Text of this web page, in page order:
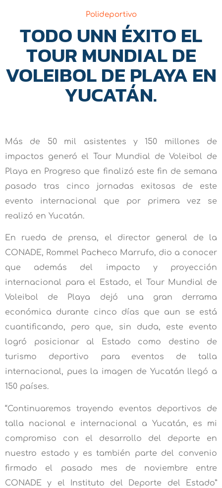
Polideportivo
TODO UNN ÉXITO EL
TOUR MUNDIAL DE
VOLEIBOL DE PLAYA EN
YUCATÁN.
Más de 50 mil asistentes y 150 millones de
impactos generó el Tour Mundial de Voleibol de
Playa en Progreso que finalizó este fin de semana
pasado tras cinco jornadas exitosas de este
evento internacional que por primera vez se
realizó en Yucatán.
En rueda de prensa, el director general de la
CONADE, Rommel Pacheco Marrufo, dio a conocer
que además del impacto y proyección
internacional para el Estado, el Tour Mundial de
Voleibol de Playa dejó una gran derrama
económica durante cinco días que aun se está
cuantificando, pero que, sin duda, este evento
logró posicionar al Estado como destino de
turismo deportivo para eventos de talla
internacional, pues la imagen de Yucatán llegó a
150 países.
“Continuaremos trayendo eventos deportivos de
talla nacional e internacional a Yucatán, es mi
compromiso con el desarrollo del deporte en
nuestro estado y es también parte del convenio
firmado el pasado mes de noviembre entre
CONADE y el Instituto del Deporte del Estado”